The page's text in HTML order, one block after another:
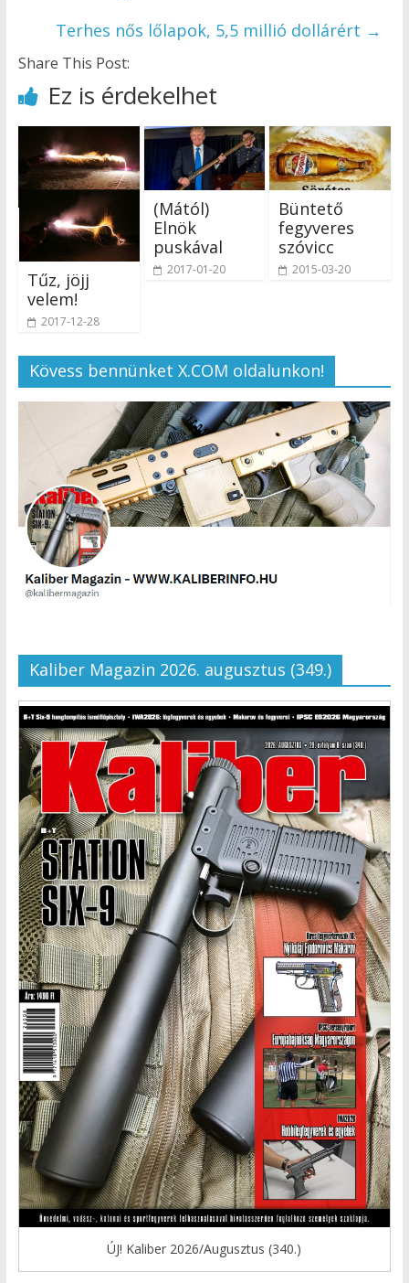
Terhes nős lőlapok, 5,5 millió dollárért →
Share This Post:
Ez is érdekelhet
Tűz, jöjj
velem!
2017-12-28
(Mától)
Elnök
puskával
2017-01-20
Büntető
fegyveres
szóvicc
2015-03-20
Kövess bennünket X.COM oldalunkon!
Kaliber Magazin 2026. augusztus (349.)
ÚJ! Kaliber 2026/Augusztus (340.)